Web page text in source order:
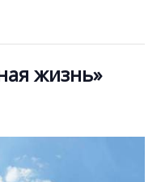
жизнь»